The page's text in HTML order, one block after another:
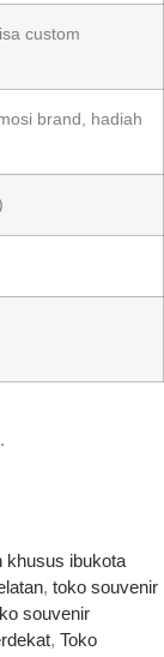
custom
brand, hadiah
.
khusus ibukota
, toko souvenir
souvenir
, Toko